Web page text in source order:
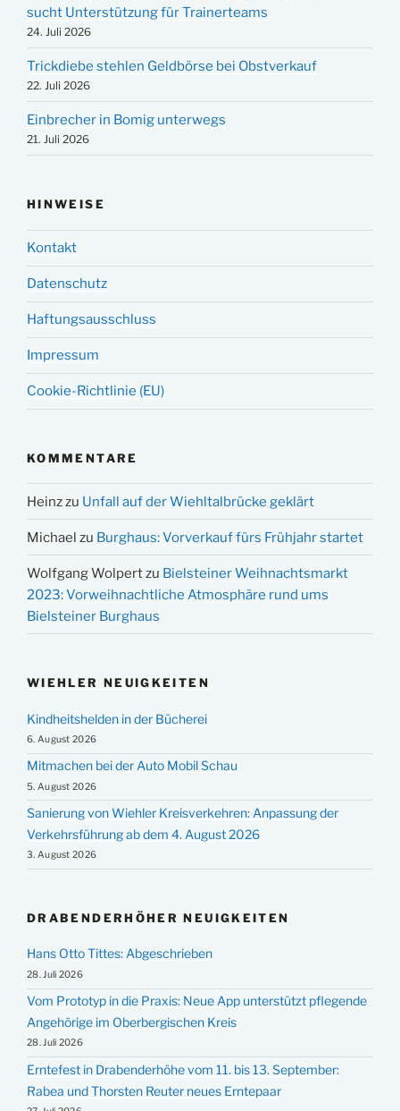
sucht Unterstützung für Trainerteams
24. Juli 2026
Trickdiebe stehlen Geldbörse bei Obstverkauf
22. Juli 2026
Einbrecher in Bomig unterwegs
21. Juli 2026
HINWEISE
Kontakt
Datenschutz
Haftungsausschluss
Impressum
Cookie-Richtlinie (EU)
KOMMENTARE
Heinzzu Unfall auf der Wiehltalbrücke geklärt
Michael zu Burghaus: Vorverkauf fürs Frühjahr startet
Wolfgang Wolpertzu Bielsteiner Weihnachtsmarkt
2023: Vorweihnachtliche Atmosphäre rund ums
Bielsteiner Burghaus
WIEHLER NEUIGKEITEN
Kindheitshelden in der Bücherei
6. August 2026
Mitmachen bei der Auto Mobil Schau
5. August 2026
Sanierung von Wiehler Kreisverkehren: Anpassung der
Verkehrsführung ab dem 4. August 2026
3. August 2026
DRABENDERHÖHER NEUIGKEITEN
Hans Otto Tittes: Abgeschrieben
28. Juli 2026
Vom Prototyp in die Praxis: Neue App unterstützt pflegende
Angehörige im Oberbergischen Kreis
28. Juli 2026
Erntefest in Drabenderhöhe vom 11. bis 13. September:
Rabea und Thorsten Reuter neues Erntepaar